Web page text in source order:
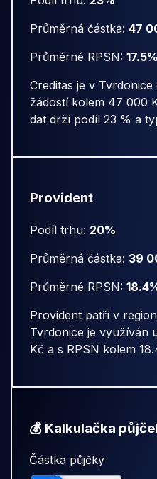
Průměrná částka: 47
Průměrné RPSN: 17.5%
Creditas je v
žádostí kolem 47 000
dat drží podíl 23 % a
Provident
Podíl trhu: 20%
Průměrná částka: 39
Průměrné RPSN:
Provident patří v
Tvrdonice je využíván
Kč a s RPSN kolem
💰 Kalkulačka
Částka půjčky